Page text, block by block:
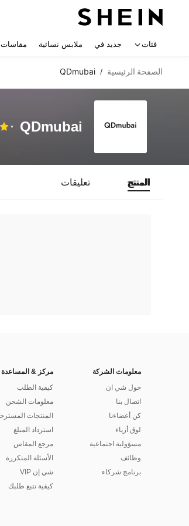
فئات جديد في ملابس نسائية مقاسات
الصفحة الرئيسية /
QDmubai
QDmubai
المنتج تعليقات
معلومات الشركة
حول شي ان
اتصال بنا
كن أعضاءنا
لوق أزياء
مسؤولية اجتماعية
وظائف
برنامج شركاء
مركز & المساعدة
كيفية الطلب
معلومات الشحن
المنتجات
استرداد المبلغ
مرجع المقاس
الأسئلة المتكررة
شي إن VIP
كيفية تتبع طلبك